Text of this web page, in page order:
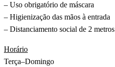
– Uso obrigatório de máscara
– Higienização das mãos à entrada
– Distanciamento social de 2 metros
Horário
Terça–Domingo